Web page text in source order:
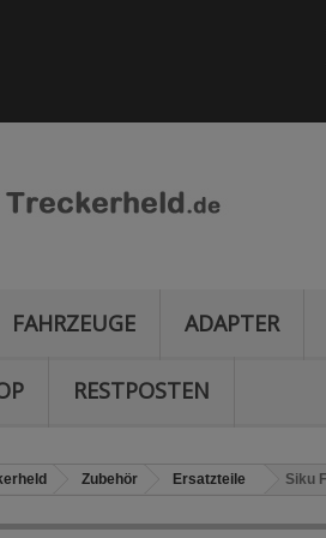
FAHRZEUGE ADAPTER
RESTPOSTEN
Zubehör Ersatzteile Siku